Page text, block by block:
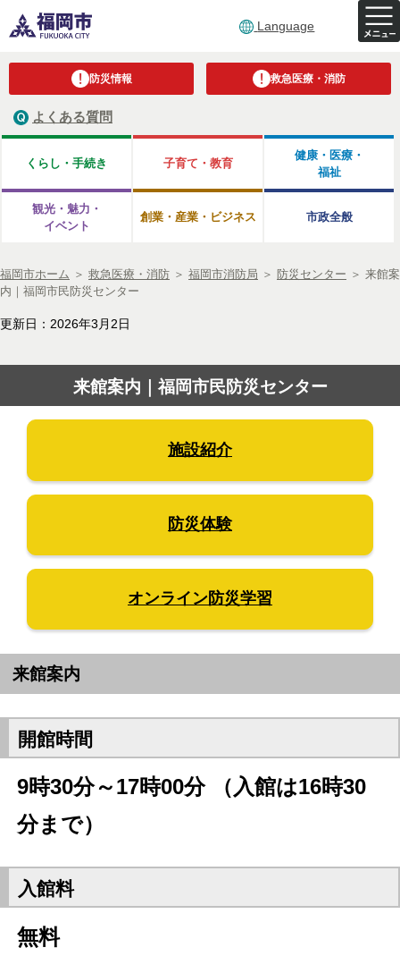
Language
防災情報 救急医療・消防
よくある質問
くらし・手続き 子育て・教育
健康・医療・
福祉
観光・魅力・
イベント
創業・産業・ビジネス 市政全般
福岡市ホーム ＞ 救急医療・消防 ＞ 福岡市消防局 ＞ 防災センター ＞ 来館案
内｜福岡市民防災センター
更新日：2026年3月2日
来館案内｜福岡市民防災センター
施設紹介
防災体験
オンライン防災学習
来館案内
開館時間
9時30分～17時00分 （入館は16時30
分まで）
入館料
無料